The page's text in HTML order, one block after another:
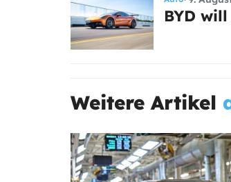
BYD
Weitere Artikel